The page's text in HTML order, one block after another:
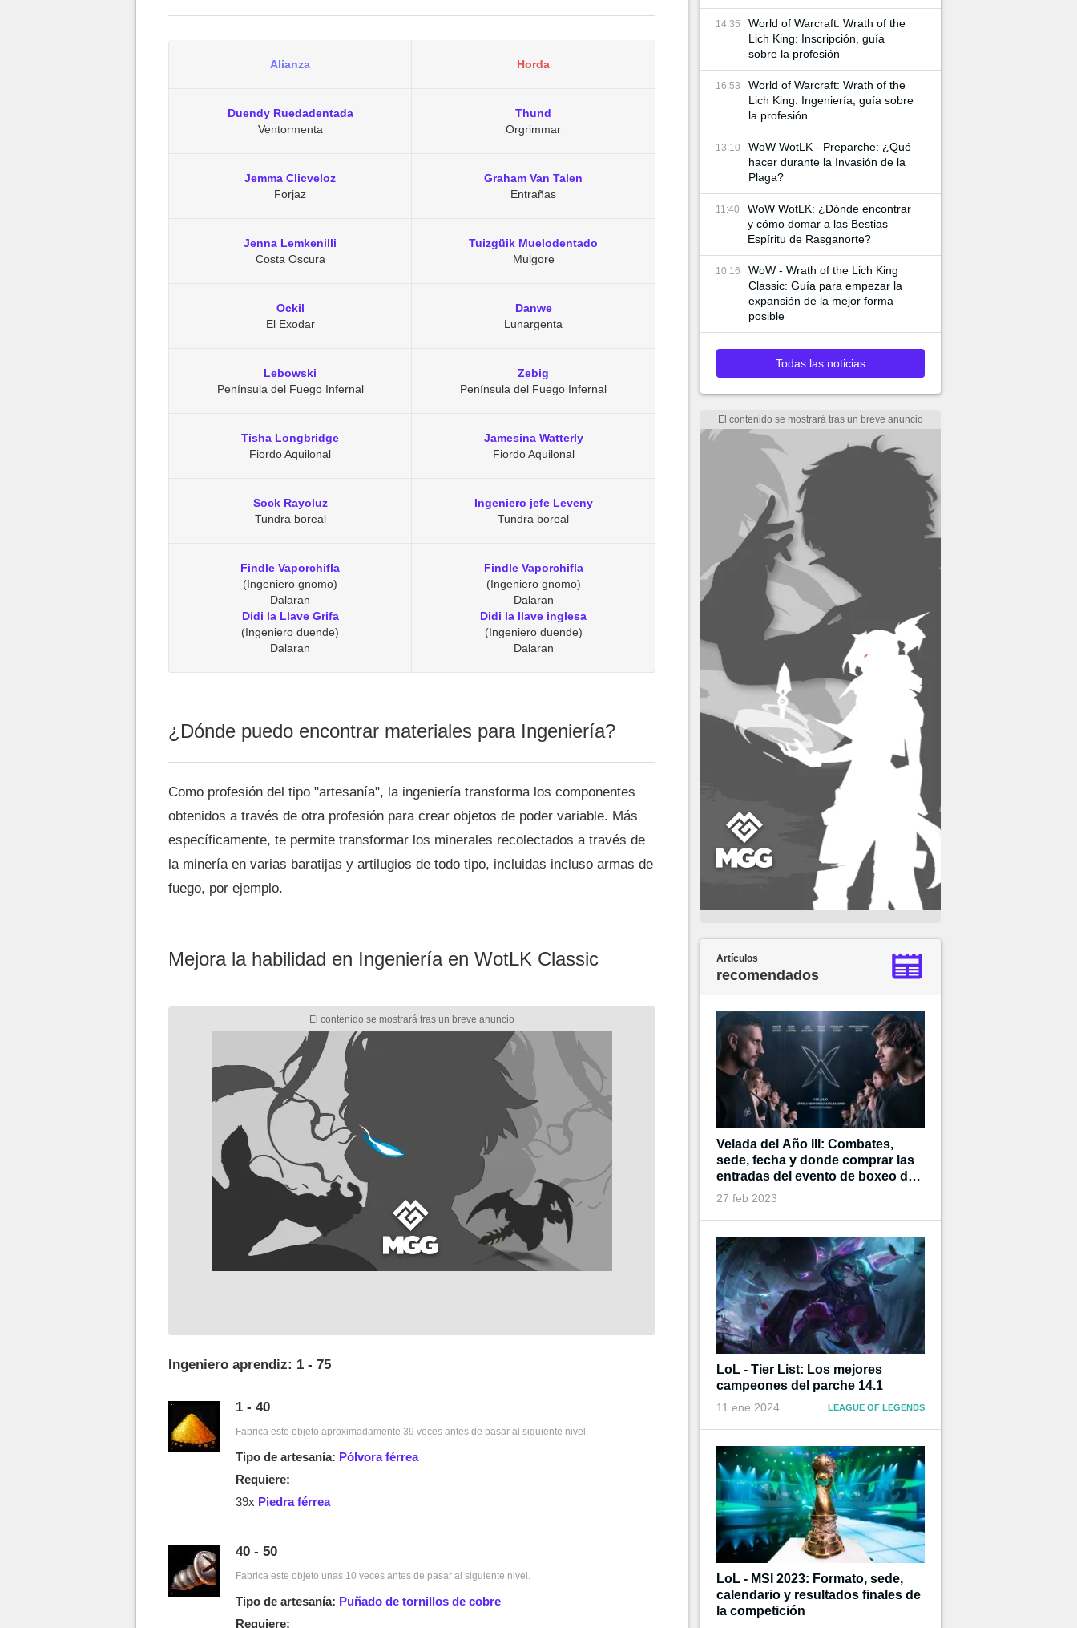
Alianza Horda
Duendy Ruedadentada
Ventormenta
Thund
Orgrimmar
Jemma Clicveloz
Forjaz
Graham Van Talen
Entrañas
Jenna Lemkenilli
Costa Oscura
Tuizgüik Muelodentado
Mulgore
Ockil
El Exodar
Danwe
Lunargenta
Lebowski
Península del Fuego Infernal
Zebig
Península del Fuego Infernal
Tisha Longbridge
Fiordo Aquilonal
Jamesina Watterly
Fiordo Aquilonal
Sock Rayoluz
Tundra boreal
Ingeniero jefe Leveny
Tundra boreal
Findle Vaporchifla
(Ingeniero gnomo)
Dalaran
Didi la Llave Grifa
(Ingeniero duende)
Dalaran
Findle Vaporchifla
(Ingeniero gnomo)
Dalaran
Didi la llave inglesa
(Ingeniero duende)
Dalaran
¿Dónde puedo encontrar materiales para Ingeniería?
Como profesión del tipo "artesanía", la ingeniería transforma los componentes
obtenidos a través de otra profesión para crear objetos de poder variable. Más
específicamente, te permite transformar los minerales recolectados a través de
la minería en varias baratijas y artilugios de todo tipo, incluidas incluso armas de
fuego, por ejemplo.
Mejora la habilidad en Ingeniería en WotLK Classic
Ingeniero aprendiz: 1 - 75
1 - 40
Fabrica este objeto aproximadamente 39 veces antes de pasar al siguiente nivel.
Tipo de artesanía: Pólvora férrea
Requiere:
39x Piedra férrea
40 - 50
Fabrica este objeto unas 10 veces antes de pasar al siguiente nivel.
Tipo de artesanía: Puñado de tornillos de cobre
Requiere:
14:35
World of Warcraft: Wrath of the
Lich King: Inscripción, guía
sobre la profesión
16:53
World of Warcraft: Wrath of the
Lich King: Ingeniería, guía sobre
la profesión
13:10
WoW WotLK - Preparche: ¿Qué
hacer durante la Invasión de la
Plaga?
11:40
WoW WotLK: ¿Dónde encontrar
y cómo domar a las Bestias
Espíritu de Rasganorte?
10:16
WoW - Wrath of the Lich King
Classic: Guía para empezar la
expansión de la mejor forma
posible
Todas las noticias
Artículos
recomendados
Velada del Año III: Combates,
sede, fecha y donde comprar las
entradas del evento de boxeo de
Ibai
27 feb 2023
LoL - Tier List: Los mejores
campeones del parche 14.1
11 ene 2024 LEAGUE OF LEGENDS
LoL - MSI 2023: Formato, sede,
calendario y resultados finales de
la competición